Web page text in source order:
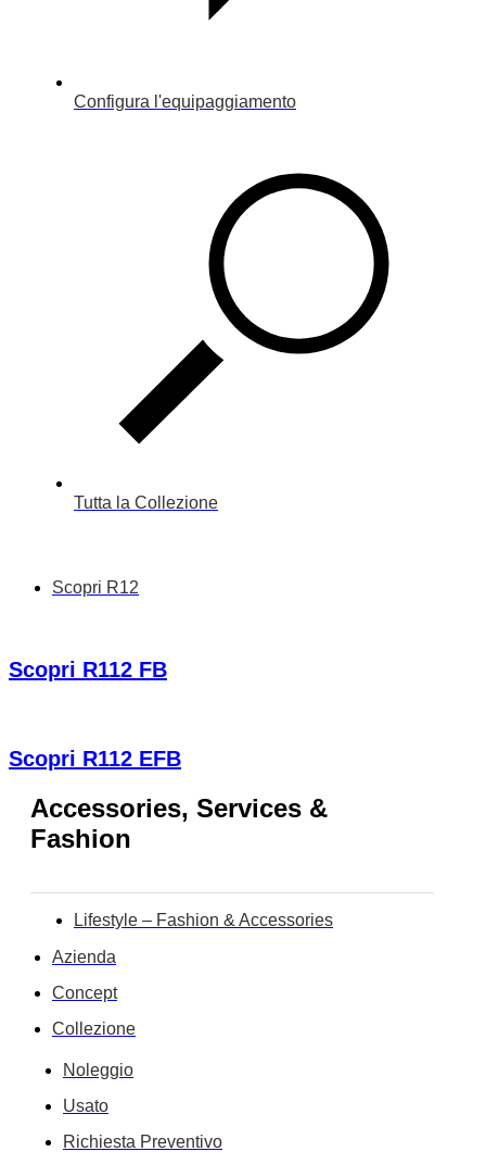
Configura l'equipaggiamento
Tutta la Collezione
Scopri R12
Scopri R112 FB
Scopri R112 EFB
Accessories, Services &
Fashion
Lifestyle – Fashion & Accessories
Azienda
Concept
Collezione
Noleggio
Usato
Richiesta Preventivo